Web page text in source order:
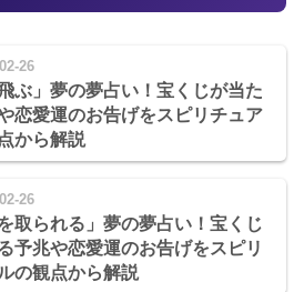
26
飛ぶ」夢の夢占い！宝くじが当た
恋愛運のお告げをスピリチュア
から解説
26
を取られる」夢の夢占い！宝くじ
予兆や恋愛運のお告げをスピリ
の観点から解説